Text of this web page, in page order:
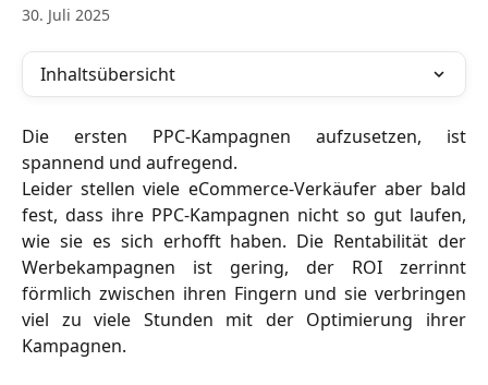
30. Juli 2025
Inhaltsübersicht
Die ersten PPC-Kampagnen aufzusetzen, ist
spannend und aufregend.
Leider stellen viele eCommerce-Verkäufer aber bald
fest, dass ihre PPC-Kampagnen nicht so gut laufen,
wie sie es sich erhofft haben. Die Rentabilität der
Werbekampagnen ist gering, der ROI zerrinnt
förmlich zwischen ihren Fingern und sie verbringen
viel zu viele Stunden mit der Optimierung ihrer
Kampagnen.